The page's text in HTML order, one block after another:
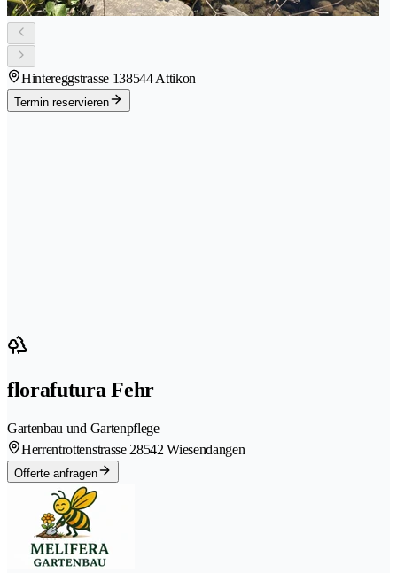
Hintereggstrasse 138544 Attikon
Termin reservieren
florafutura Fehr
Gartenbau und Gartenpflege
Herrentrottenstrasse 28542 Wiesendangen
Offerte anfragen